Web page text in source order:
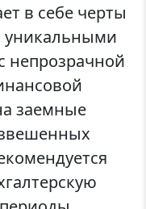
в себе черты
уникальными
непрозрачной
заемные